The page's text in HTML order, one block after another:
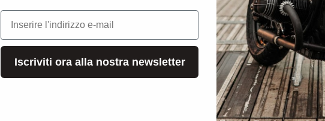
e-mail
Iscriviti ora alla nostra newsletter